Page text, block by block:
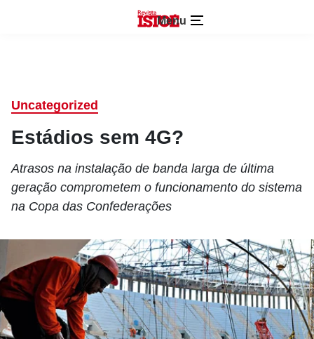
Menu
Uncategorized
Estádios sem 4G?
Atrasos na instalação de banda larga de última
geração comprometem o funcionamento do sistema
na Copa das Confederações